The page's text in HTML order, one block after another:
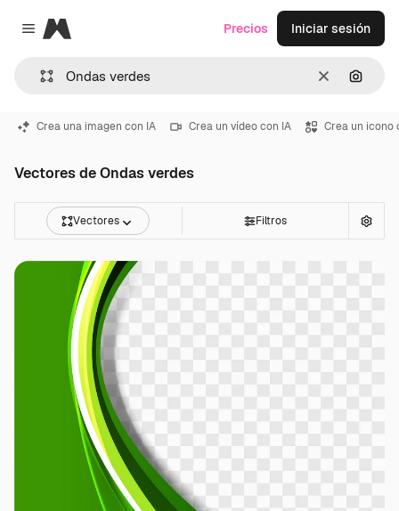
Close menu
Magnific
Borrar
Precios Iniciar sesión
Crea una imagen con IA Crea un vídeo con IA Crea un icono
Vectores de Ondas verdes
Vectores Filtros